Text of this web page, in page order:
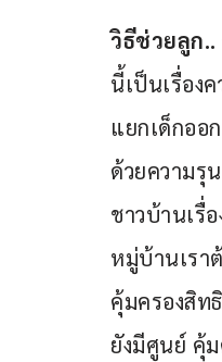
วิธีช่วยลูก..
นี้เป็นเรื่อง
แยกเด็กออ
ด้วยความรุ
ชาวบ้านเรื่
หมู่บ้านเรา
คุ้มครองสิท
ยังมีศูนย์ คุ้